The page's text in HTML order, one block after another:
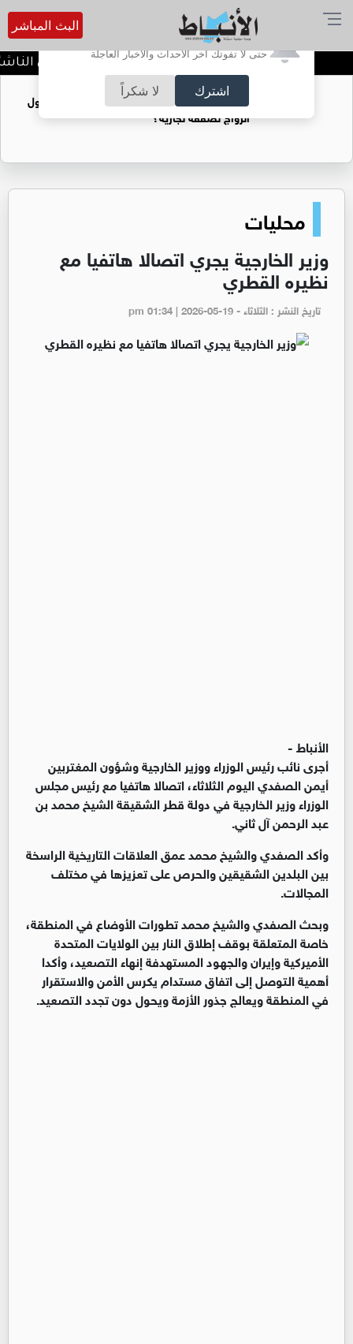
أترغب في تفعيل الإشعارات؟
حتى لا تفوتك آخر الأحداث والأخبار العاجلة
اشترك لا شكراً
البث المباشر
الاتحاد ينفرد بصدارة دوري
فتيات يستغللنه لتحقيق مكاسب مادية.. هل تحول
الزواج لصفقة تجارية؟
محليات
وزير الخارجية يجري اتصالا هاتفيا مع
نظيره القطري
تاريخ النشر : الثلاثاء - pm 01:34 | 2026-05-19
الأنباط -
أجرى نائب رئيس الوزراء ووزير الخارجية وشؤون المغتربين
أيمن الصفدي اليوم الثلاثاء، اتصالا هاتفيا مع رئيس مجلس
الوزراء وزير الخارجية في دولة قطر الشقيقة الشيخ محمد بن
عبد الرحمن آل ثاني.
وأكد الصفدي والشيخ محمد عمق العلاقات التاريخية الراسخة
بين البلدين الشقيقين والحرص على تعزيزها في مختلف
المجالات.
وبحث الصفدي والشيخ محمد تطورات الأوضاع في المنطقة،
خاصة المتعلقة بوقف إطلاق النار بين الولايات المتحدة
الأميركية وإيران والجهود المستهدفة إنهاء التصعيد، وأكدا
أهمية التوصل إلى اتفاق مستدام يكرس الأمن والاستقرار
في المنطقة ويعالج جذور الأزمة ويحول دون تجدد التصعيد.